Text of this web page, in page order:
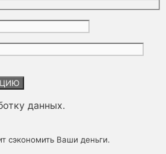
данных.
сэкономить Ваши деньги.